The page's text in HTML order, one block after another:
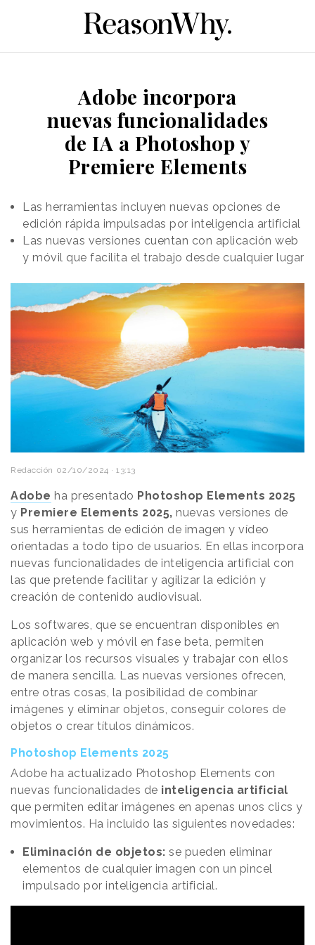
Adobe incorpora
nuevas funcionalidades
de IA a Photoshop y
Premiere Elements
Las herramientas incluyen nuevas opciones de
edición rápida impulsadas por inteligencia artificial
Las nuevas versiones cuentan con aplicación web
y móvil que facilita el trabajo desde cualquier lugar
Redacción 02/10/2024 · 13:13
Adobe ha presentado Photoshop Elements 2025
y Premiere Elements 2025, nuevas versiones de
sus herramientas de edición de imagen y vídeo
orientadas a todo tipo de usuarios. En ellas incorpora
nuevas funcionalidades de inteligencia artificial con
las que pretende facilitar y agilizar la edición y
creación de contenido audiovisual.
Los softwares, que se encuentran disponibles en
aplicación web y móvil en fase beta, permiten
organizar los recursos visuales y trabajar con ellos
de manera sencilla. Las nuevas versiones ofrecen,
entre otras cosas, la posibilidad de combinar
imágenes y eliminar objetos, conseguir colores de
objetos o crear títulos dinámicos.
Photoshop Elements 2025
Adobe ha actualizado Photoshop Elements con
nuevas funcionalidades de inteligencia artificial
que permiten editar imágenes en apenas unos clics y
movimientos. Ha incluido las siguientes novedades:
Eliminación de objetos: se pueden eliminar
elementos de cualquier imagen con un pincel
impulsado por inteligencia artificial.